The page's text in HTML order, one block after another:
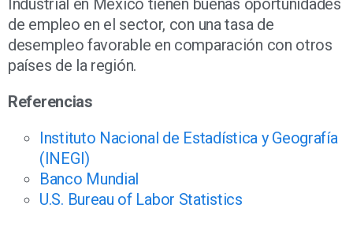
de empleo en el sector, con una tasa de
desempleo favorable en comparación con otros
países de la región.
Referencias
Instituto Nacional de Estadística y Geografía
(INEGI)
Banco Mundial
U.S. Bureau of Labor Statistics